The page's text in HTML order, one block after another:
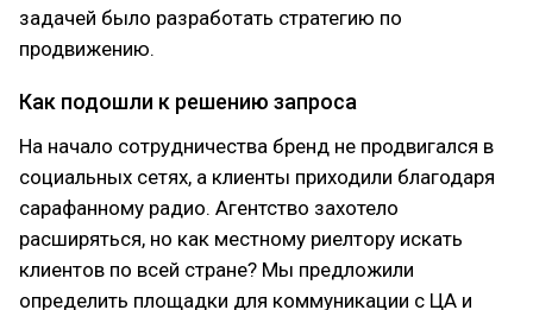
задачей было разработать стратегию по
продвижению.
Как подошли к решению запроса
На начало сотрудничества бренд не продвигался в
социальных сетях, а клиенты приходили благодаря
сарафанному радио. Агентство захотело
расширяться, но как местному риелтору искать
клиентов по всей стране? Мы предложили
определить площадки для коммуникации с ЦА и